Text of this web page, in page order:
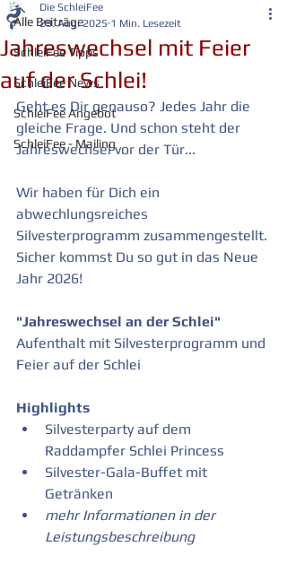
Alle Beiträge
SchleiFee Tipps
SchleiFee News
SchleiFee Angebot
SchleiFee - Mailing
Jahreswechsel mit Feier
auf der Schlei!
Die SchleiFee
29. Aug. 2025 1 Min. Lesezeit
Geht es Dir genauso? Jedes Jahr die
gleiche Frage. Und schon steht der
Jahreswechsel vor der Tür...
Wir haben für Dich ein
abwechlungsreiches
Silvesterprogramm zusammengestellt.
Sicher kommst Du so gut in das Neue
Jahr 2026!
"Jahreswechsel an der Schlei"
Aufenthalt mit Silvesterprogramm und
Feier auf der Schlei
Highlights
Silvesterparty auf dem
Raddampfer Schlei Princess
Silvester-Gala-Buffet mit
Getränken
mehr Informationen in der
Leistungsbeschreibung